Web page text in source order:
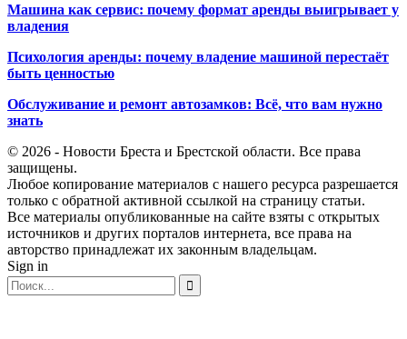
Машина как сервис: почему формат аренды выигрывает у
владения
Психология аренды: почему владение машиной перестаёт
быть ценностью
Обслуживание и ремонт автозамков: Всё, что вам нужно
знать
© 2026 - Новости Бреста и Брестской области. Все права
защищены.
Любое копирование материалов с нашего ресурса разрешается
только с обратной активной ссылкой на страницу статьи.
Все материалы опубликованные на сайте взяты с открытых
источников и других порталов интернета, все права на
авторство принадлежат их законным владельцам.
Sign in